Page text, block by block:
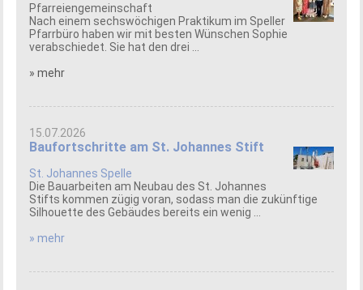
Pfarreiengemeinschaft
Nach einem sechswöchigen Praktikum im Speller
Pfarrbüro haben wir mit besten Wünschen Sophie
verabschiedet. Sie hat den drei ...
» mehr
15.07.2026
Baufortschritte am St. Johannes Stift
St. Johannes Spelle
Die Bauarbeiten am Neubau des St. Johannes
Stifts kommen zügig voran, sodass man die zukünftige
Silhouette des Gebäudes bereits ein wenig ...
» mehr